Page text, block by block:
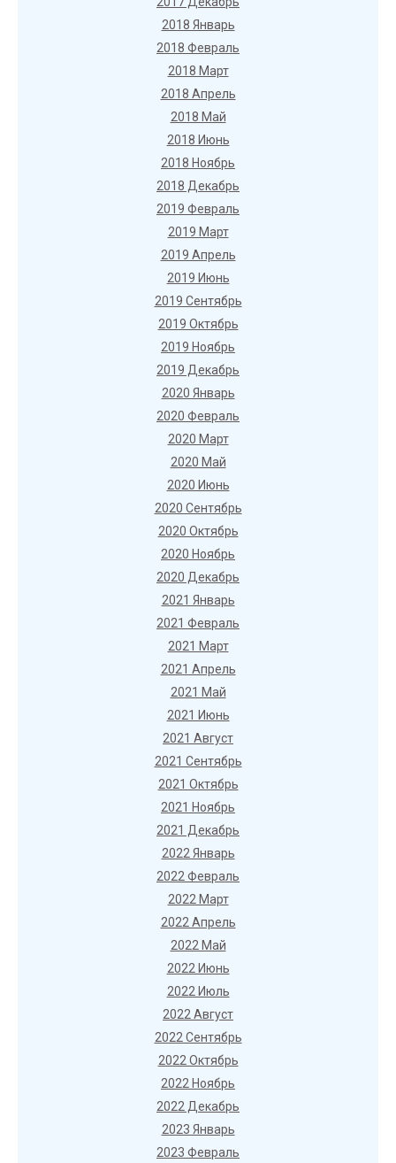
2018 Январь
2018 Февраль
2018 Март
2018 Апрель
2018 Май
2018 Июнь
2018 Ноябрь
2018 Декабрь
2019 Февраль
2019 Март
2019 Апрель
2019 Июнь
2019 Сентябрь
2019 Октябрь
2019 Ноябрь
2019 Декабрь
2020 Январь
2020 Февраль
2020 Март
2020 Май
2020 Июнь
2020 Сентябрь
2020 Октябрь
2020 Ноябрь
2020 Декабрь
2021 Январь
2021 Февраль
2021 Март
2021 Апрель
2021 Май
2021 Июнь
2021 Август
2021 Сентябрь
2021 Октябрь
2021 Ноябрь
2021 Декабрь
2022 Январь
2022 Февраль
2022 Март
2022 Апрель
2022 Май
2022 Июнь
2022 Июль
2022 Август
2022 Сентябрь
2022 Октябрь
2022 Ноябрь
2022 Декабрь
2023 Январь
2023 Февраль